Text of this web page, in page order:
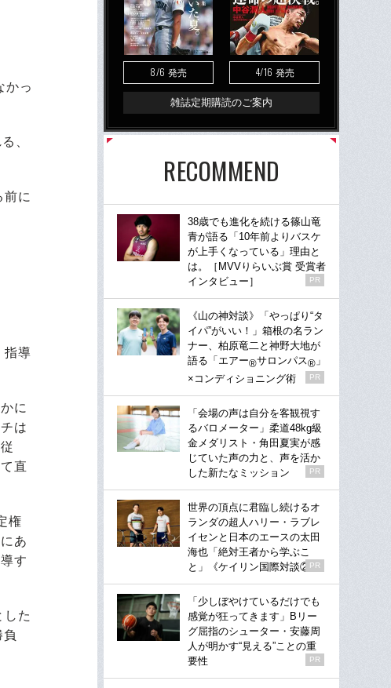
かっ
、
に
指導
に
は
直
権
あ
す
た
8/6 発売 4/16 発売
雑誌定期購読のご案内
RECOMMEND
38歳でも進化を続ける篠山竜
青が語る「10年前よりバスケ
が上手くなっている」理由と
は。［MVVりらいぶ賞 受賞者
インタビュー］
PR
《山の神対談》「やっぱり“タ
イパ”がいい！」箱根の名ラン
ナー、柏原竜二と神野大地が
語る「エアー®サロンパス® 」
×コンディショニング術
PR
「会場の声は自分を客観視す
るバロメーター」柔道48kg級
金メダリスト・角田夏実が感
じていた声の力と、声を活か
した新たなミッション
PR
世界の頂点に君臨し続けるオ
ランダの超人ハリー・ラブレ
イセンと日本のエースの太田
海也「絶対王者から学ぶこ
と」《ケイリン国際対談②》
PR
「少しぼやけているだけでも
感覚が狂ってきます」Bリー
グ屈指のシューター・安藤周
人が明かす“見える”ことの重
要性
PR